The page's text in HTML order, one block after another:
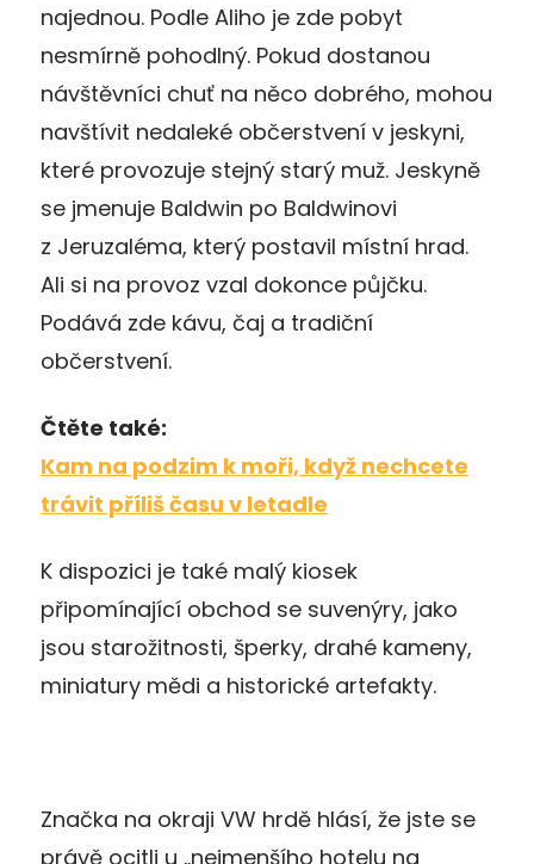
najednou. Podle Aliho je zde pobyt
nesmírně pohodlný. Pokud dostanou
návštěvníci chuť na něco dobrého, mohou
navštívit nedaleké občerstvení v jeskyni,
které provozuje stejný starý muž. Jeskyně
se jmenuje Baldwin po Baldwinovi
z Jeruzaléma, který postavil místní hrad.
Ali si na provoz vzal dokonce půjčku.
Podává zde kávu, čaj a tradiční
občerstvení.
Čtěte také:
Kam na podzim k moři, když nechcete
trávit příliš času v letadle
K dispozici je také malý kiosek
připomínající obchod se suvenýry, jako
jsou starožitnosti, šperky, drahé kameny,
miniatury mědi a historické artefakty.
Značka na okraji VW hrdě hlásí, že jste se
právě ocitli u „nejmenšího hotelu na